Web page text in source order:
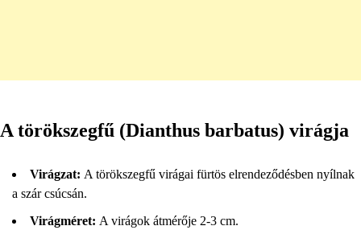
A törökszegfű (Dianthus barbatus) virágja
Virágzat: A törökszegfű virágai fürtös elrendeződésben nyílnak
a szár csúcsán.
Virágméret: A virágok átmérője 2-3 cm.